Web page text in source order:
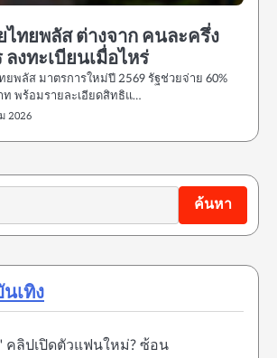
ไทยพลัส ต่างจาก คนละครึ่ง
ลงทะเบียนเมื่อไหร่
ยพลัส มาตรการใหม่ปี 2569 รัฐช่วยจ่าย 60%
ท พร้อมรายละเอียดสิทธิแ…
2026
ค้นหา
เทิง
คลิปเปิดตัวแฟนใหม่? ซ้อน